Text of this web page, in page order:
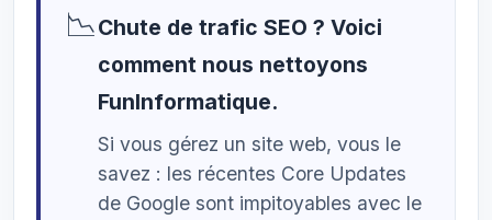
📉Chute de trafic SEO ? Voici
comment nous nettoyons
FunInformatique.
Si vous gérez un site web, vous le
savez : les récentes Core Updates
de Google sont impitoyables avec le